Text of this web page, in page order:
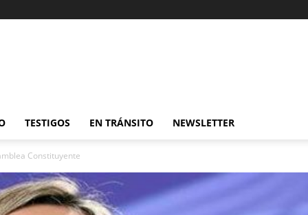
TESTIGOS EN TRÁNSITO NEWSLETTER
Constituyente